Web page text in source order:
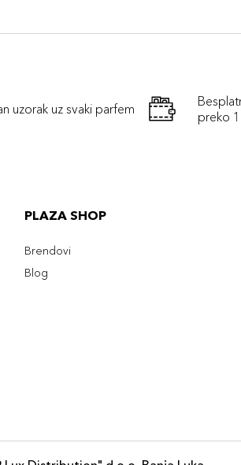
uzorak uz svaki parfem
preko
PLAZA SHOP
Brendovi
Blog